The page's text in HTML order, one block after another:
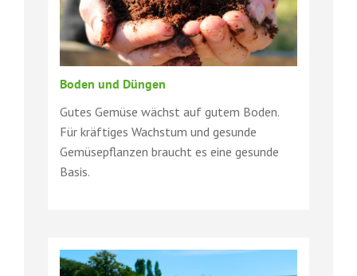
Boden und Düngen
Gutes Gemüse wächst auf gutem Boden.
Für kräftiges Wachstum und gesunde
Gemüsepflanzen braucht es eine gesunde
Basis.